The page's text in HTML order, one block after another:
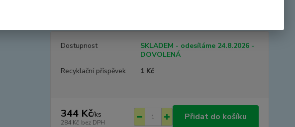
Dostupnost
SKLADEM - odesíláme 24.8.2026 -
DOVOLENÁ
Recyklační příspěvek
1 Kč
344 Kč/ks
284 Kč bez DPH
Přidat do košíku